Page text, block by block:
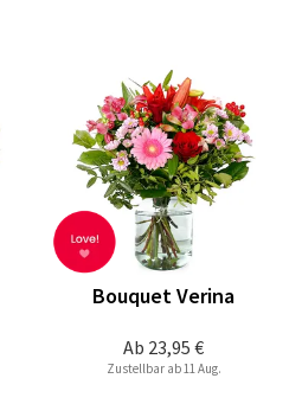
Ab 23,95 €
Bouquet Verina
Zustellbar ab 11 Aug.